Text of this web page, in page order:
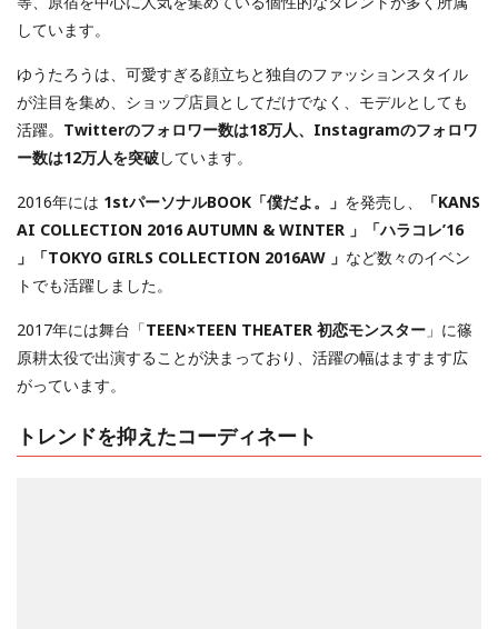
しています。
ゆうたろうは、可愛すぎる顔立ちと独自のファッションスタイル
が注目を集め、ショップ店員としてだけでなく、モデルとしても
活躍。 Twitterのフォロワー数は18万人、Instagramのフォロワ
ー数は12万人を突破しています。
2016年には 1stパーソナルBOOK「僕だよ。」 を発売し、
「KANS
AI COLLECTION 2016 AUTUMN & WINTER 」「ハラコレ’16
」「TOKYO GIRLS COLLECTION 2016AW 」 など数々のイベン
トでも活躍しました。
2017年には舞台「TEEN×TEEN THEATER 初恋モンスター 」に篠
原耕太役で出演することが決まっており、活躍の幅はますます広
がっています。
トレンドを抑えたコーディネート